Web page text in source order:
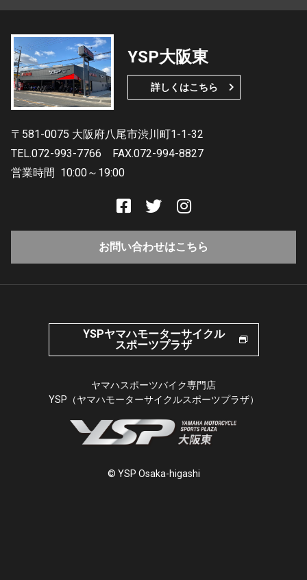
YSP大阪東
詳しくはこちら
〒581-0075 大阪府八尾市渋川町1-1-32
TEL.072-993-7766
FAX.072-994-8827
営業時間 10:00～19:00
お問い合わせはこちら
YSPヤマハモーターサイクル
スポーツプラザ
ヤマハスポーツバイク専門店
YSP（ヤマハモーターサイクルスポーツプラザ）
© YSP Osaka-higashi